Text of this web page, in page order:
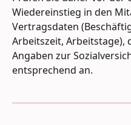
Wiedereinstieg in den
Vertragsdaten
Arbeitszeit, Arbeitstage),
Angaben zur
entsprechend an.